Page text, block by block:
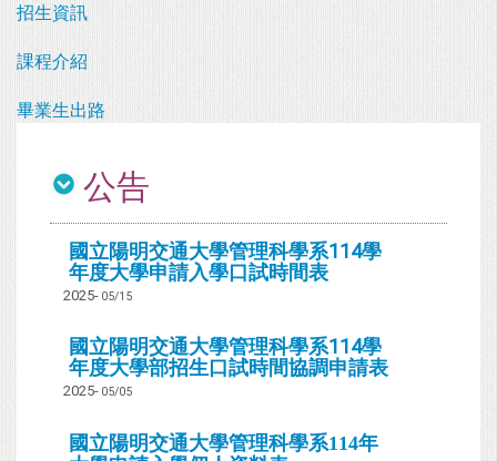
招生資訊
課程介紹
畢業生出路
公告
國立陽明交通大學管理科學系114學
年度大學申請入學口試時間表
2025- 05/15
國立陽明交通大學管理科學系114學
年度大學部招生口試時間協調申請表
2025- 05/05
國立陽明交通大學管理科學系114年